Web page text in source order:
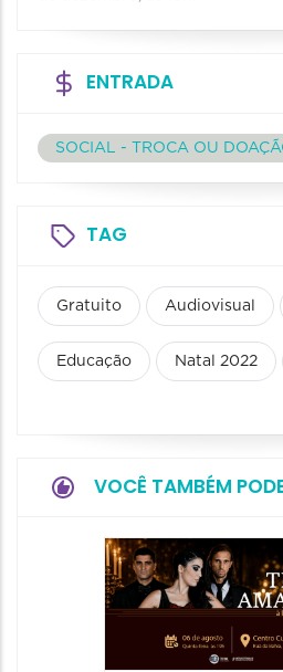
ENTRADA
SOCIAL - TROCA OU
TAG
Gratuito Audiovisual
Educação Natal 2022
VOCÊ TAMBÉM